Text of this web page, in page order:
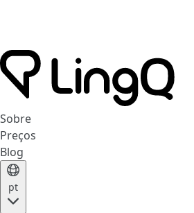
Sobre
Preços
Blog
pt